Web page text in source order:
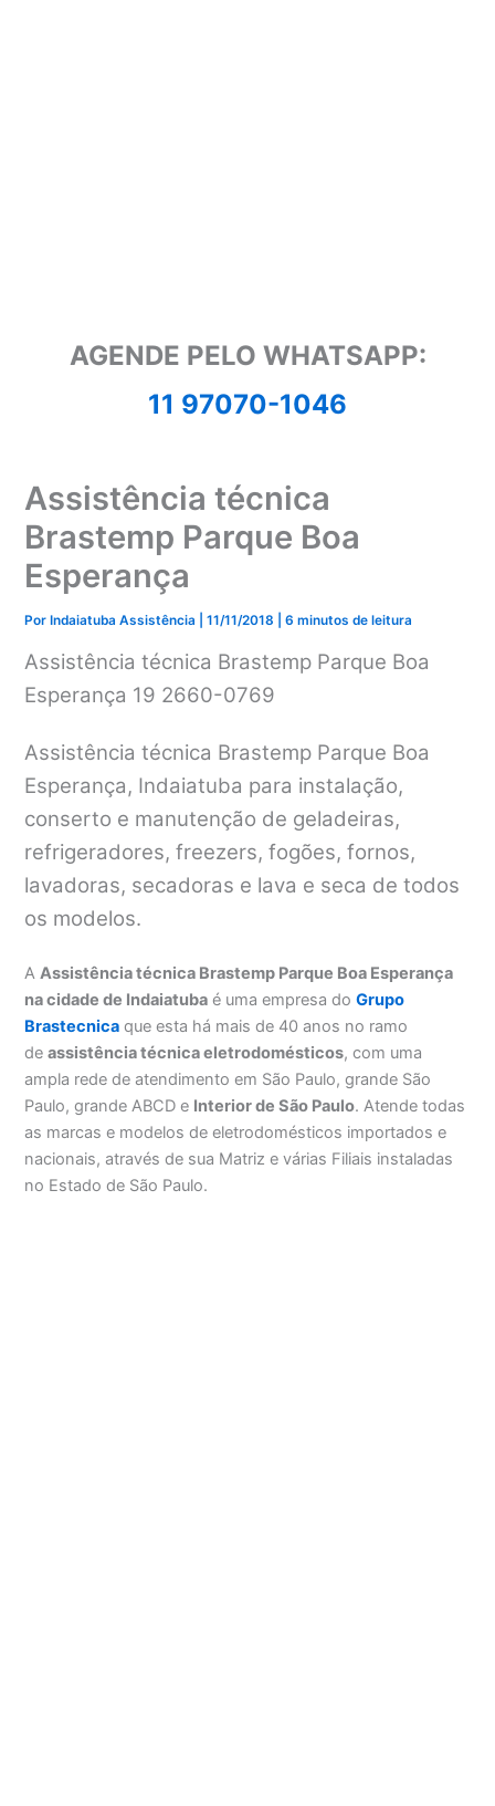
AGENDE PELO WHATSAPP:
11 97070-1046
Assistência técnica
Brastemp Parque Boa
Esperança
Por Indaiatuba Assistência |11/11/2018 |6 minutos de leitura
Assistência técnica Brastemp Parque Boa
Esperança 19 2660-0769
Assistência técnica Brastemp Parque Boa
Esperança, Indaiatuba para instalação,
conserto e manutenção de geladeiras,
refrigeradores, freezers, fogões, fornos,
lavadoras, secadoras e lava e seca de todos
os modelos.
AAssistência técnica Brastemp Parque Boa Esperança
na cidade de Indaiatuba é uma empresa doGrupo
Brastecnica que esta há mais de 40 anos no ramo
deassistência técnica eletrodomésticos, com uma
ampla rede de atendimento em São Paulo, grande São
Paulo, grande ABCD e Interior de São Paulo. Atende todas
as marcas e modelos de eletrodomésticos importados e
nacionais, através de sua Matriz e várias Filiais instaladas
no Estado de São Paulo.